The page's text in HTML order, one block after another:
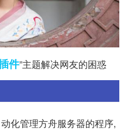
件”主题解决网友的困惑
化管理方舟服务器的程序,